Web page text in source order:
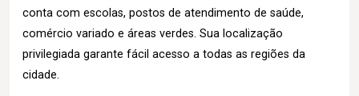
conta com escolas, postos de atendimento de saúde,
comércio variado e áreas verdes. Sua localização
privilegiada garante fácil acesso a todas as regiões da
cidade.